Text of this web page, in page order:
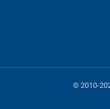
© 2010-